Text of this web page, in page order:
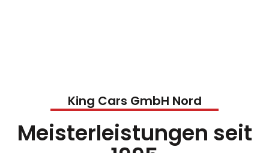
King Cars GmbH Nord
Meisterleistungen seit